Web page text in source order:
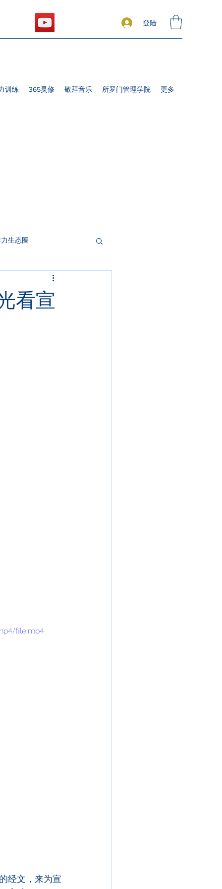
登陆
训练 365灵修 敬拜音乐 所罗门管理学院 更多
生态圈
看宣
file.mp4
经文，来为宣